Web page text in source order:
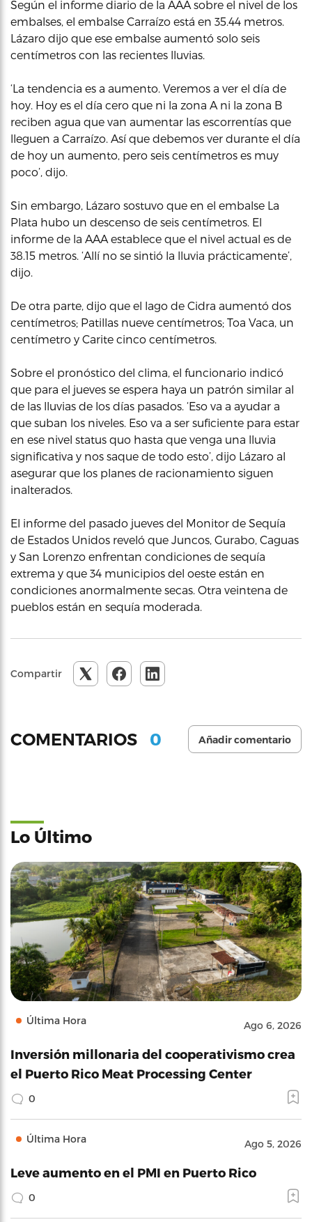
Según el informe diario de la AAA sobre el nivel de los
embalses, el embalse Carraízo está en 35.44 metros.
Lázaro dijo que ese embalse aumentó solo seis
centímetros con las recientes lluvias.
‘La tendencia es a aumento. Veremos a ver el día de
hoy. Hoy es el día cero que ni la zona A ni la zona B
reciben agua que van aumentar las escorrentías que
lleguen a Carraízo. Así que debemos ver durante el día
de hoy un aumento, pero seis centímetros es muy
poco’, dijo.
Sin embargo, Lázaro sostuvo que en el embalse La
Plata hubo un descenso de seis centímetros. El
informe de la AAA establece que el nivel actual es de
38.15 metros. ‘Allí no se sintió la lluvia prácticamente’,
dijo.
De otra parte, dijo que el lago de Cidra aumentó dos
centímetros; Patillas nueve centímetros; Toa Vaca, un
centímetro y Carite cinco centímetros.
Sobre el pronóstico del clima, el funcionario indicó
que para el jueves se espera haya un patrón similar al
de las lluvias de los días pasados. ‘Eso va a ayudar a
que suban los niveles. Eso va a ser suficiente para estar
en ese nivel status quo hasta que venga una lluvia
significativa y nos saque de todo esto’, dijo Lázaro al
asegurar que los planes de racionamiento siguen
inalterados.
El informe del pasado jueves del Monitor de Sequía
de Estados Unidos reveló que Juncos, Gurabo, Caguas
y San Lorenzo enfrentan condiciones de sequía
extrema y que 34 municipios del oeste están en
condiciones anormalmente secas. Otra veintena de
pueblos están en sequía moderada.
Compartir
COMENTARIOS 0 Añadir comentario
Lo Último
Última Hora Ago 6, 2026
Inversión millonaria del cooperativismo crea
el Puerto Rico Meat Processing Center
0
Última Hora Ago 5, 2026
Leve aumento en el PMI en Puerto Rico
0